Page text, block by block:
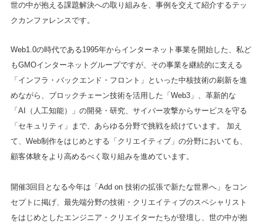
世の中が抱える課題解決への取り組みを、事例を交えて紹介するテッ
クカンファレンスです。
Web1.0の時代である1995年からインターネット事業を開始した、私ど
もGMOインターネットグループですが、その事業を継続的に支える
「インフラ・バックエンド・フロント」といった中核技術の刷新を進
めながら、ブロックチェーン技術を活用した「Web3」、革新的な
「AI（人工知能）」の開発・研究、サイバー攻撃からサービスを守る
「セキュリティ」まで、あらゆる分野で挑戦を続けています。 加え
て、Web制作をはじめとする「クリエイティブ」の分野においても、
顧客体験をより高めるべく取り組みを進めています。
開催3回目となる今年は「Add on 技術の拡張で新たな世界へ」をコン
セプトに掲げ、最先端分野の技術・クリエイティブのスペシャリスト
をはじめとしたエンジニア・クリエイターたちが登壇し、世の中が抱